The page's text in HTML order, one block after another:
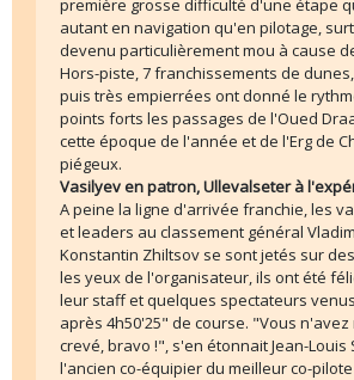
première grosse difficulté d'une étape
autant en navigation qu'en pilotage,
devenu particulièrement mou à cause
Hors-piste, 7 franchissements de
puis très empierrées ont donné le
points forts les passages de l'Oued
cette époque de l'année et de l'Erg de
piégeux.
Vasilyev en patron, Ullevalseter à
A peine la ligne d'arrivée franchie, les
et leaders au classement général
Konstantin Zhiltsov se sont jetés sur
les yeux de l'organisateur, ils ont été
leur staff et quelques spectateurs
après 4h50'25" de course. "Vous n'avez
crevé, bravo !", s'en étonnait Jean-Louis
l'ancien co-équipier du meilleur co-